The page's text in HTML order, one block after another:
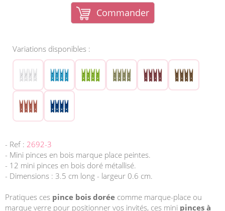
Commander
Variations disponibles :
- Ref : 2692-3
- Mini pinces en bois marque place peintes.
- 12 mini pinces en bois doré métallisé.
- Dimensions : 3.5 cm long - largeur 0.6 cm.
Pratiques ces pince bois dorée comme marque-place ou
marque verre pour positionner vos invités, ces mini pinces à